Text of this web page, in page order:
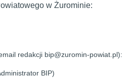
w Żurominie:
redakcji bip@zuromin-powiat.pl):
BIP)